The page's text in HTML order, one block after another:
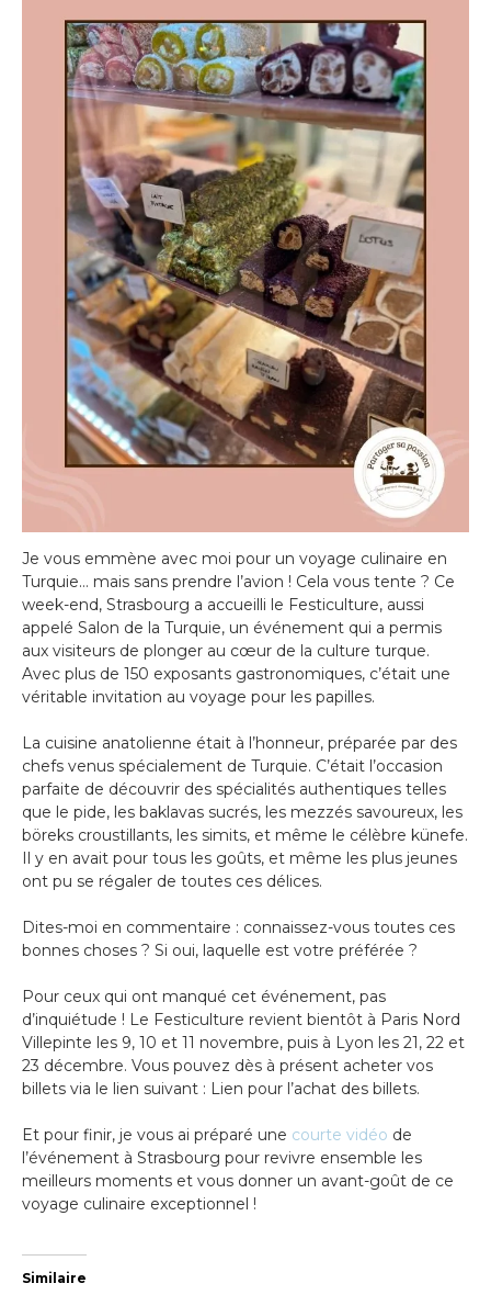
Je vous emmène avec moi pour un voyage culinaire en
Turquie… mais sans prendre l’avion ! Cela vous tente ? Ce
week-end, Strasbourg a accueilli le Festiculture, aussi
appelé Salon de la Turquie, un événement qui a permis
aux visiteurs de plonger au cœur de la culture turque.
Avec plus de 150 exposants gastronomiques, c’était une
véritable invitation au voyage pour les papilles.
La cuisine anatolienne était à l’honneur, préparée par des
chefs venus spécialement de Turquie. C’était l’occasion
parfaite de découvrir des spécialités authentiques telles
que le pide, les baklavas sucrés, les mezzés savoureux, les
böreks croustillants, les simits, et même le célèbre künefe.
Il y en avait pour tous les goûts, et même les plus jeunes
ont pu se régaler de toutes ces délices.
Dites-moi en commentaire : connaissez-vous toutes ces
bonnes choses ? Si oui, laquelle est votre préférée ?
Pour ceux qui ont manqué cet événement, pas
d’inquiétude ! Le Festiculture revient bientôt à Paris Nord
Villepinte les 9, 10 et 11 novembre, puis à Lyon les 21, 22 et
23 décembre. Vous pouvez dès à présent acheter vos
billets via le lien suivant : Lien pour l’achat des billets.
Et pour finir, je vous ai préparé une courte vidéo de
l’événement à Strasbourg pour revivre ensemble les
meilleurs moments et vous donner un avant-goût de ce
voyage culinaire exceptionnel !
Similaire